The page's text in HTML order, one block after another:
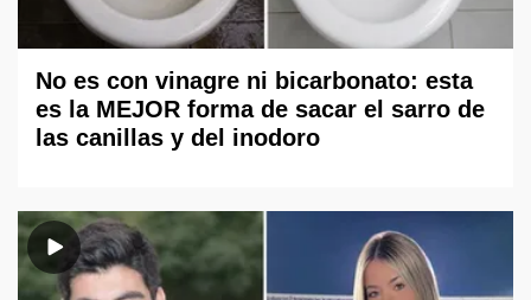
No es con vinagre ni bicarbonato: esta
es la MEJOR forma de sacar el sarro de
las canillas y del inodoro